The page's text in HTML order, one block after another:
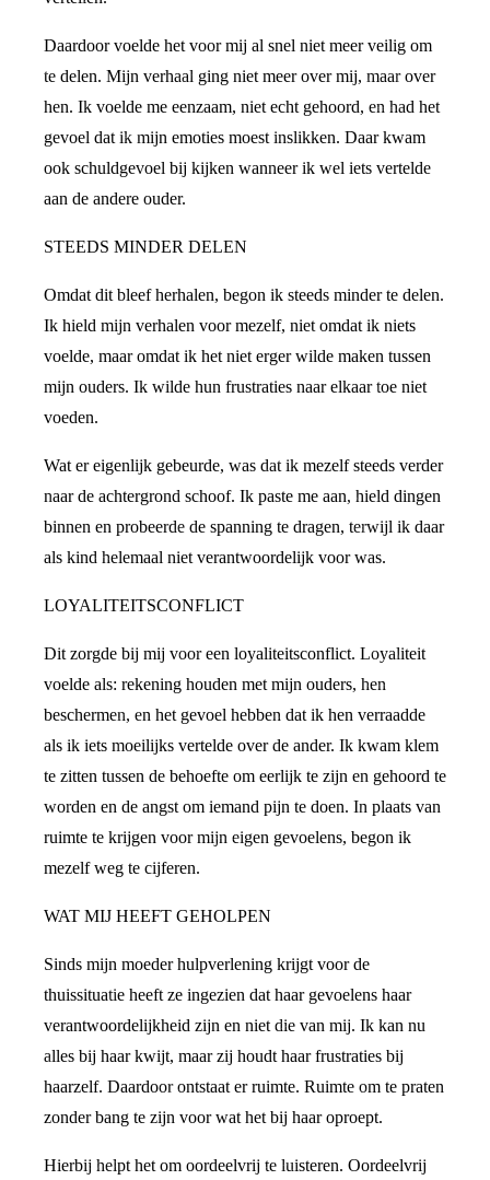
Daardoor voelde het voor mij al snel niet meer veilig om
te delen. Mijn verhaal ging niet meer over mij, maar over
hen. Ik voelde me eenzaam, niet echt gehoord, en had het
gevoel dat ik mijn emoties moest inslikken. Daar kwam
ook schuldgevoel bij kijken wanneer ik wel iets vertelde
aan de andere ouder.
STEEDS MINDER DELEN
Omdat dit bleef herhalen, begon ik steeds minder te delen.
Ik hield mijn verhalen voor mezelf, niet omdat ik niets
voelde, maar omdat ik het niet erger wilde maken tussen
mijn ouders. Ik wilde hun frustraties naar elkaar toe niet
voeden.
Wat er eigenlijk gebeurde, was dat ik mezelf steeds verder
naar de achtergrond schoof. Ik paste me aan, hield dingen
binnen en probeerde de spanning te dragen, terwijl ik daar
als kind helemaal niet verantwoordelijk voor was.
LOYALITEITSCONFLICT
Dit zorgde bij mij voor een loyaliteitsconflict. Loyaliteit
voelde als: rekening houden met mijn ouders, hen
beschermen, en het gevoel hebben dat ik hen verraadde
als ik iets moeilijks vertelde over de ander. Ik kwam klem
te zitten tussen de behoefte om eerlijk te zijn en gehoord te
worden en de angst om iemand pijn te doen. In plaats van
ruimte te krijgen voor mijn eigen gevoelens, begon ik
mezelf weg te cijferen.
WAT MIJ HEEFT GEHOLPEN
Sinds mijn moeder hulpverlening krijgt voor de
thuissituatie heeft ze ingezien dat haar gevoelens haar
verantwoordelijkheid zijn en niet die van mij. Ik kan nu
alles bij haar kwijt, maar zij houdt haar frustraties bij
haarzelf. Daardoor ontstaat er ruimte. Ruimte om te praten
zonder bang te zijn voor wat het bij haar oproept.
Hierbij helpt het om oordeelvrij te luisteren. Oordeelvrij